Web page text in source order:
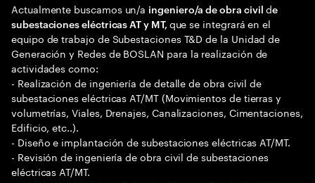
Actualmente buscamos un/a ingeniero/a de obra civil de
subestaciones eléctricas AT y MT, que se integrará en el
equipo de trabajo de Subestaciones T&D de la Unidad de
Generación y Redes de BOSLAN para la realización de
actividades como:
- Realización de ingeniería de detalle de obra civil de
subestaciones eléctricas AT/MT (Movimientos de tierras y
volumetrías, Viales, Drenajes, Canalizaciones, Cimentaciones,
Edificio, etc..).
- Diseño e implantación de subestaciones eléctricas AT/MT.
- Revisión de ingeniería de obra civil de subestaciones
eléctricas AT/MT.